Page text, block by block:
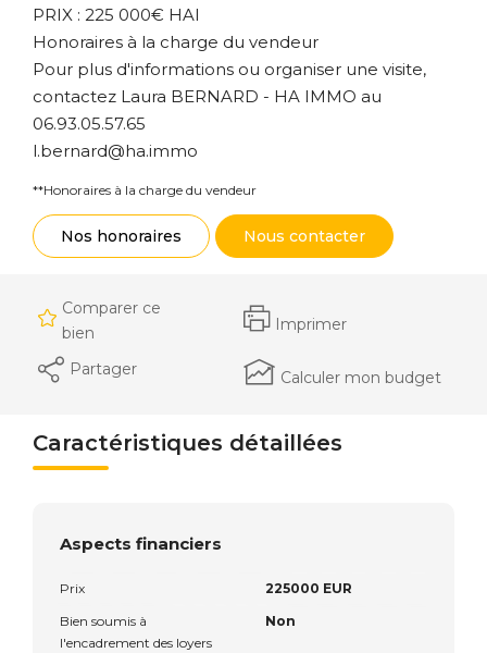
PRIX : 225 000€ HAI
Honoraires à la charge du vendeur
Pour plus d'informations ou organiser une visite,
contactez Laura BERNARD - HA IMMO au
06.93.05.57.65
l.bernard@ha.immo
**Honoraires à la charge du vendeur
Nos honoraires Nous contacter
Comparer ce
bien
Imprimer
Partager Calculer mon budget
Caractéristiques détaillées
Aspects financiers
Prix
225000 EUR
Bien soumis à
l'encadrement des loyers
Non